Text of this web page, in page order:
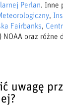
Perlan. Inne
,
Fairbanks,
NOAA oraz
uwagę